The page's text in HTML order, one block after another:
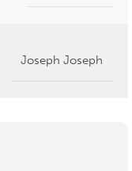
Joseph Joseph